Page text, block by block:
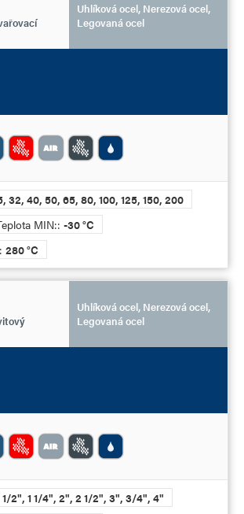
Uhlíková ocel, Nerezová ocel,
Legovaná ocel
32, 40, 50, 65, 80, 100, 125, 150, 200
MIN::-30 °C
280 °C
Uhlíková ocel, Nerezová ocel,
Legovaná ocel
1/2", 1 1/4", 2", 2 1/2", 3", 3/4", 4"